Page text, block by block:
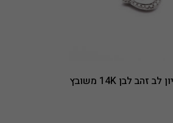
שרשרת ותליון לב זהב לבן 14K משובץ